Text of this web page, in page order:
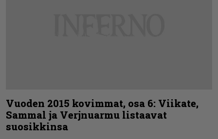
Vuoden 2015 kovimmat, osa 6: Viikate,
Sammal ja Verjnuarmu listaavat
suosikkinsa